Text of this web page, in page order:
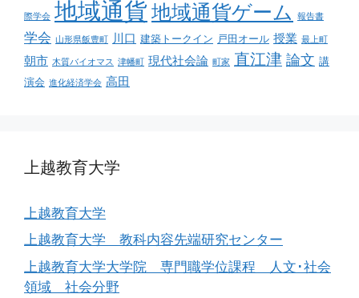
際学会 地域通貨地域通貨ゲーム 報告書
学会 山形県飯豊町 川口 建築トークイン 戸田オール 授業 最上町
朝市 木質バイオマス 津幡町 現代社会論 町家 直江津 論文 講
演会 進化経済学会 高田
上越教育大学
上越教育大学
上越教育大学 教科内容先端研究センター
上越教育大学大学院 専門職学位課程 人文･社会
領域 社会分野